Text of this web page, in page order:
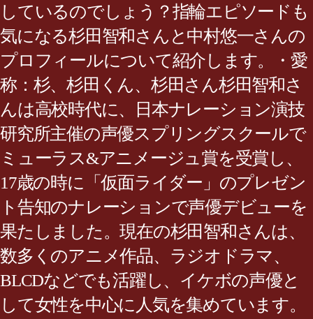
しているのでしょう？指輪エピソードも
気になる杉田智和さんと中村悠一さんの
プロフィールについて紹介します。・愛
称：杉、杉田くん、杉田さん杉田智和さ
んは高校時代に、日本ナレーション演技
研究所主催の声優スプリングスクールで
ミューラス&アニメージュ賞を受賞し、
17歳の時に「仮面ライダー」のプレゼン
ト告知のナレーションで声優デビューを
果たしました。現在の杉田智和さんは、
数多くのアニメ作品、ラジオドラマ、
BLCDなどでも活躍し、イケボの声優と
して女性を中心に人気を集めています。